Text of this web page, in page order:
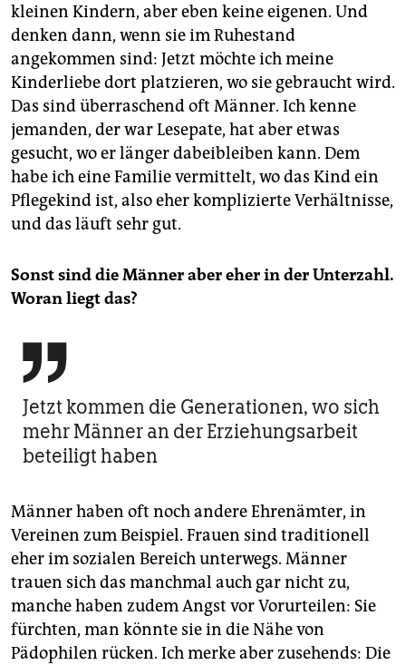
kleinen Kindern, aber eben keine eigenen. Und
denken dann, wenn sie im Ruhestand
angekommen sind: Jetzt möchte ich meine
Kinderliebe dort platzieren, wo sie gebraucht wird.
Das sind überraschend oft Männer. Ich kenne
jemanden, der war Lesepate, hat aber etwas
gesucht, wo er länger dabeibleiben kann. Dem
habe ich eine Familie vermittelt, wo das Kind ein
Pflegekind ist, also eher komplizierte Verhältnisse,
und das läuft sehr gut.
Sonst sind die Männer aber eher in der Unterzahl.
Woran liegt das?

Jetzt kommen die Generationen, wo sich
mehr Männer an der Erziehungsarbeit
beteiligt haben
Männer haben oft noch andere Ehrenämter, in
Vereinen zum Beispiel. Frauen sind traditionell
eher im sozialen Bereich unterwegs. Männer
trauen sich das manchmal auch gar nicht zu,
manche haben zudem Angst vor Vorurteilen: Sie
fürchten, man könnte sie in die Nähe von
Pädophilen rücken. Ich merke aber zusehends: Die